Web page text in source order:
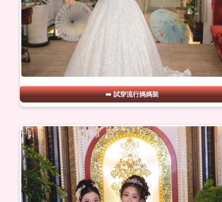
試穿流行媽媽裝
#16